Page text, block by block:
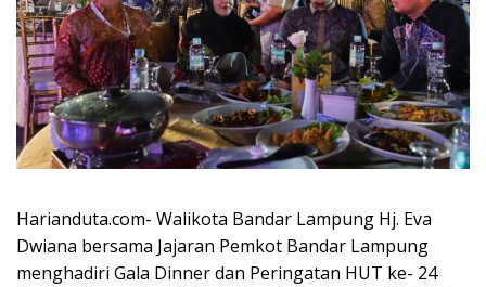
Harianduta.com- Walikota Bandar Lampung Hj. Eva
Dwiana bersama Jajaran Pemkot Bandar Lampung
menghadiri Gala Dinner dan Peringatan HUT ke- 24